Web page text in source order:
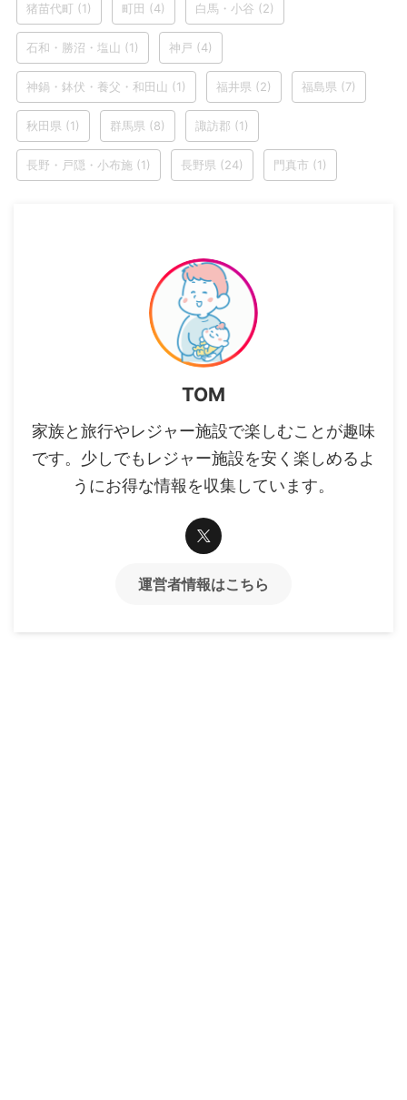
猪苗代町 (1) 町田 (4) 白馬・小谷 (2)
石和・勝沼・塩山 (1) 神戸 (4)
神鍋・鉢伏・養父・和田山 (1) 福井県 (2) 福島県 (7)
秋田県 (1) 群馬県 (8) 諏訪郡 (1)
長野・戸隠・小布施 (1) 長野県 (24) 門真市 (1)
TOM
家族と旅行やレジャー施設で楽しむことが趣味
です。少しでもレジャー施設を安く楽しめるよ
うにお得な情報を収集しています。
運営者情報はこちら